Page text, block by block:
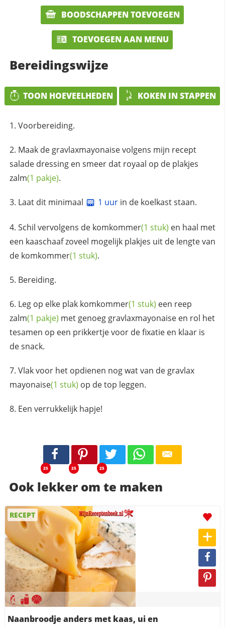
BOODSCHAPPEN TOEVOEGEN
TOEVOEGEN AAN MENU
Bereidingswijze
TOON HOEVEELHEDEN KOKEN IN STAPPEN
Voorbereiding.
Maak de gravlaxmayonaise volgens mijn recept
salade dressing en smeer dat royaal op de plakjes
zalm(1 pakje).
Laat dit minimaal 1 uurin de koelkast staan.
Schil vervolgens de komkommer(1 stuk) en haal met
een kaaschaaf zoveel mogelijk plakjes uit de lengte van
de komkommer(1 stuk).
Bereiding.
Leg op elke plak komkommer(1 stuk) een reep
zalm(1 pakje) met genoeg gravlaxmayonaise en rol het
tesamen op een prikkertje voor de fixatie en klaar is
de snack.
Vlak voor het opdienen nog wat van de gravlax
mayonaise(1 stuk) op de top leggen.
Een verrukkelijk hapje!
25 25 25
Ook lekker om te maken
RECEPT
Naanbroodje anders met kaas, ui en